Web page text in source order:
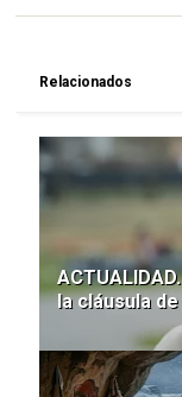
Relacionados
la cláusula